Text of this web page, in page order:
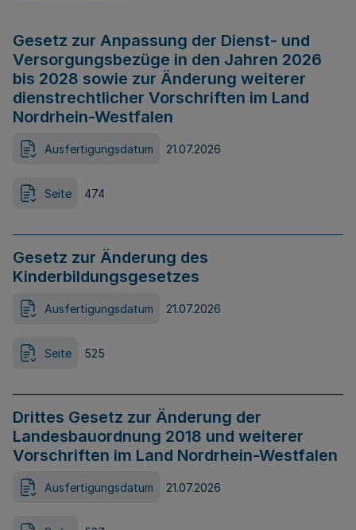
Gesetz zur Anpassung der Dienst- und
Versorgungsbezüge in den Jahren 2026
bis 2028 sowie zur Änderung weiterer
dienstrechtlicher Vorschriften im Land
Nordrhein-Westfalen
Ausfertigungsdatum 21.07.2026
Seite 474
Gesetz zur Änderung des
Kinderbildungsgesetzes
Ausfertigungsdatum 21.07.2026
Seite 525
Drittes Gesetz zur Änderung der
Landesbauordnung 2018 und weiterer
Vorschriften im Land Nordrhein-Westfalen
Ausfertigungsdatum 21.07.2026